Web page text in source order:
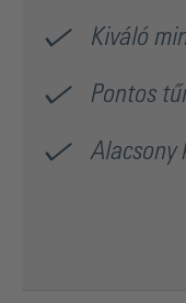
Kiváló
Pontos
Alacsony